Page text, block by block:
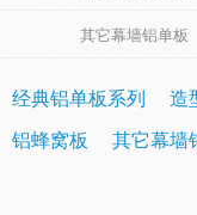
其它幕墙铝单板
经典铝单板系列 造
铝蜂窝板
其它幕墙